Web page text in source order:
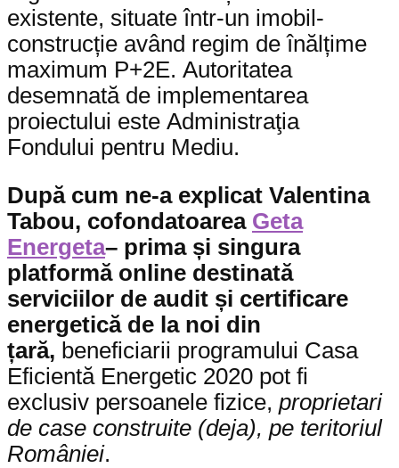
existente, situate într-un imobil-
construcție având regim de înălțime
maximum P+2E. Autoritatea
desemnată de implementarea
proiectului este Administraţia
Fondului pentru Mediu.
După cum ne-a explicat Valentina
Tabou, cofondatoarea Geta
Energeta– prima și singura
platformă online destinată
serviciilor de audit și certificare
energetică de la noi din
țară, beneficiarii programului Casa
Eficientă Energetic 2020 pot fi
exclusiv persoanele fizice, proprietari
de case construite (deja), pe teritoriul
României.